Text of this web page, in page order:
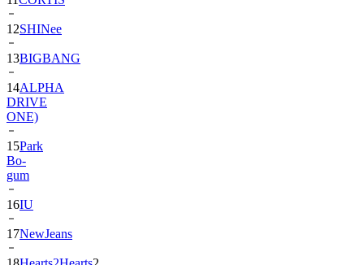
13BIGBANG
14ALPHA
DRIVE
ONE)
15Park
Bo-
gum
16IU
17NewJeans
18Hearts2Hearts